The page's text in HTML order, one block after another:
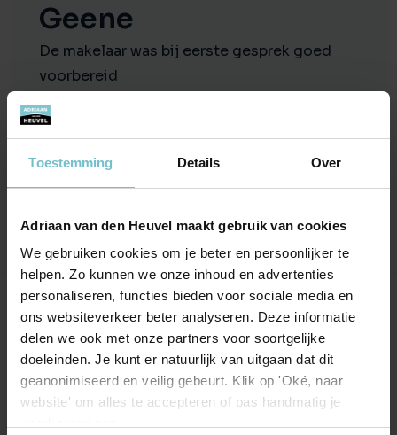
Toestemming Details Over
Adriaan van den Heuvel maakt gebruik van cookies
We gebruiken cookies om je beter en persoonlijker te
helpen. Zo kunnen we onze inhoud en advertenties
personaliseren, functies bieden voor sociale media en
ons websiteverkeer beter analyseren. Deze informatie
delen we ook met onze partners voor soortgelijke
doeleinden. Je kunt er natuurlijk van uitgaan dat dit
geanonimiseerd en veilig gebeurt. Klik op 'Oké, naar
website' om alles te accepteren of pas handmatig je
Geene
De makelaar was bij eerste gesprek goed
voorbereid
Fijn open en deskundig
Oo tijd aanwezig, op kantoor alles goed
Aanbevelen voor iedereen
Onze kantoren
Helmond
Hoofdstraat 155
Eindhoven
Aalsterweg 134c
5615 CJ Eindhoven